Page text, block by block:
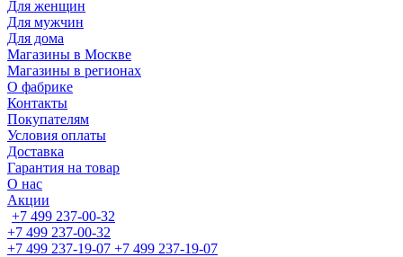
Для женщин
Для мужчин
Для дома
Магазины в Москве
Магазины в регионах
О фабрике
Контакты
Покупателям
Условия оплаты
Доставка
Гарантия на товар
О нас
Акции
+7 499 237-00-32
+7 499 237-00-32
+7 499 237-19-07 +7 499 237-19-07